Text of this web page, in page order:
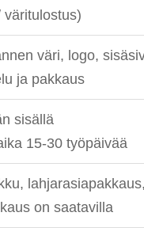
väritulostus)
väri, logo,
ja pakkaus
sisällä
15-30 työpäivää
on saatavilla